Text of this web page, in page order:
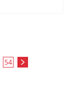
54